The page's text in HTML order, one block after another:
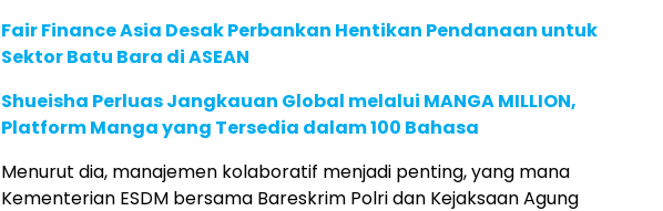
Fair Finance Asia Desak Perbankan Hentikan Pendanaan untuk
Sektor Batu Bara di ASEAN
Shueisha Perluas Jangkauan Global melalui MANGA MILLION,
Platform Manga yang Tersedia dalam 100 Bahasa
Menurut dia, manajemen kolaboratif menjadi penting, yang mana
Kementerian ESDM bersama Bareskrim Polri dan Kejaksaan Agung